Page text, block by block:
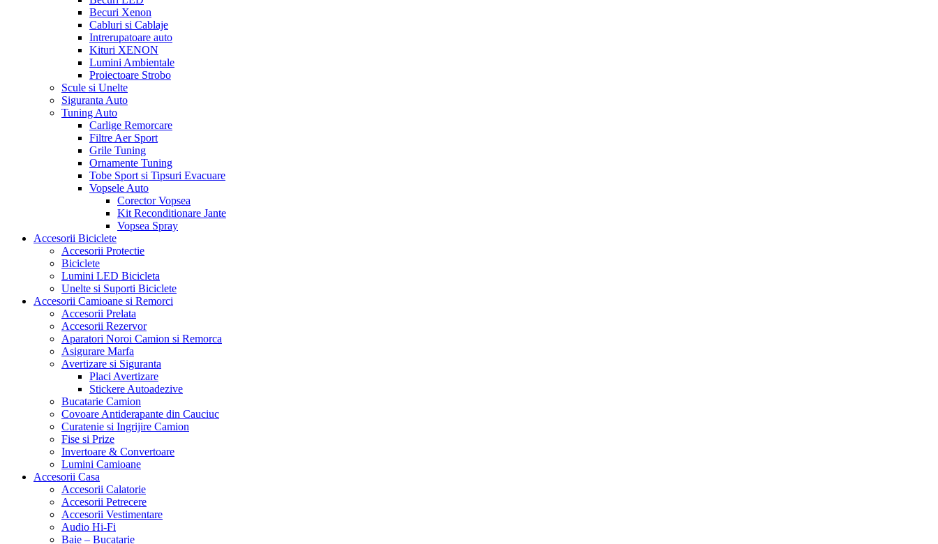
Becuri Xenon
Cabluri si Cablaje
Intrerupatoare auto
Kituri XENON
Lumini Ambientale
Proiectoare Strobo
Scule si Unelte
Siguranta Auto
Tuning Auto
Carlige Remorcare
Filtre Aer Sport
Grile Tuning
Ornamente Tuning
Tobe Sport si Tipsuri Evacuare
Vopsele Auto
Corector Vopsea
Kit Reconditionare Jante
Vopsea Spray
Accesorii Biciclete
Accesorii Protectie
Biciclete
Lumini LED Bicicleta
Unelte si Suporti Biciclete
Accesorii Camioane si Remorci
Accesorii Prelata
Accesorii Rezervor
Aparatori Noroi Camion si Remorca
Asigurare Marfa
Avertizare si Siguranta
Placi Avertizare
Stickere Autoadezive
Bucatarie Camion
Covoare Antiderapante din Cauciuc
Curatenie si Ingrijire Camion
Fise si Prize
Invertoare & Convertoare
Lumini Camioane
Accesorii Casa
Accesorii Calatorie
Accesorii Petrecere
Accesorii Vestimentare
Audio Hi-Fi
Baie – Bucatarie